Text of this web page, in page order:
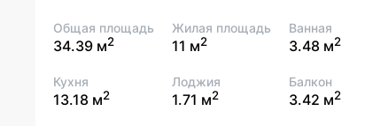
Общая площадь
34.39 м2
Жилая площадь
11 м2
Ванная
3.48 м2
Кухня
13.18 м2
Лоджия
1.71 м2
Балкон
3.42 м2